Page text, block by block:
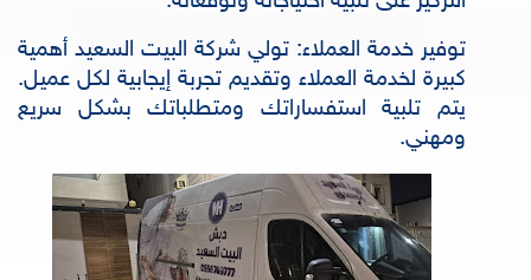
توفير خدمة العملاء: تولي شركة البيت السعيد أهمية
كبيرة لخدمة العملاء وتقديم تجربة إيجابية لكل عميل.
يتم تلبية استفساراتك ومتطلباتك بشكل سريع
ومهني.